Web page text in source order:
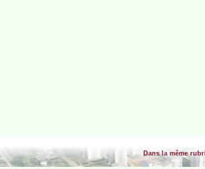
Dans la même